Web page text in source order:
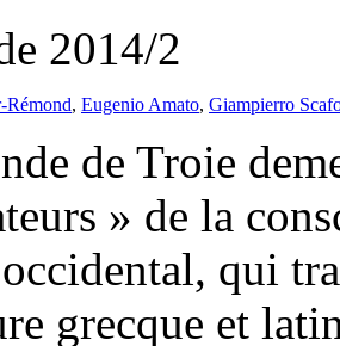
2014/2
Rémond, Eugenio Amato, Giampierro
de Troie
» de la
qui
grecque et